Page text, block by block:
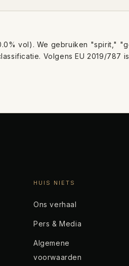
vol). We gebruiken "spirit,"
Volgens EU 2019/
HUIS NIETS
Ons verhaal
Pers & Media
Algemene
voorwaarden